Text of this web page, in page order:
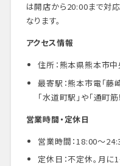
は開店から20:00まで対
なります。
アクセス情報
住所：熊本県熊本市
最寄駅：熊本市電「藤
「水道町駅」や「通町
営業時間・定休日
営業時間：18:00〜
定休日：不定休。月に